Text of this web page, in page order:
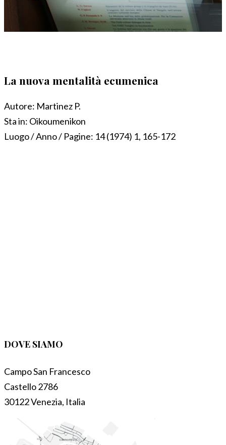
La nuova mentalità ecumenica
Autore: Martinez P.
Sta in: Oikoumenikon
Luogo / Anno / Pagine: 14 (1974) 1, 165-172
DOVE SIAMO
Campo San Francesco
Castello 2786
30122 Venezia, Italia